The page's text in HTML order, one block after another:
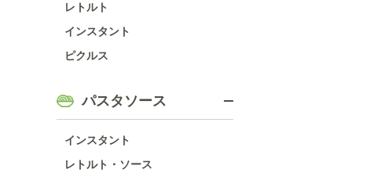
レトルト
インスタント
ピクルス
パスタソース
インスタント
レトルト・ソース